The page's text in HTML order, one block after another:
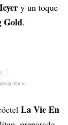
y un toque
Gold.
York.
La Vie En